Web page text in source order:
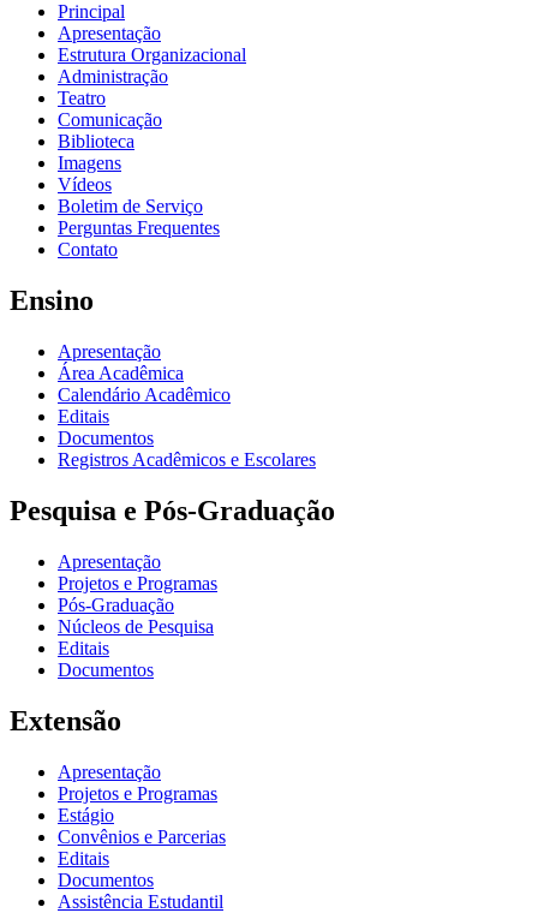
Principal
Apresentação
Estrutura Organizacional
Administração
Teatro
Comunicação
Biblioteca
Imagens
Vídeos
Boletim de Serviço
Perguntas Frequentes
Contato
Ensino
Apresentação
Área Acadêmica
Calendário Acadêmico
Editais
Documentos
Registros Acadêmicos e Escolares
Pesquisa e Pós-Graduação
Apresentação
Projetos e Programas
Pós-Graduação
Núcleos de Pesquisa
Editais
Documentos
Extensão
Apresentação
Projetos e Programas
Estágio
Convênios e Parcerias
Editais
Documentos
Assistência Estudantil